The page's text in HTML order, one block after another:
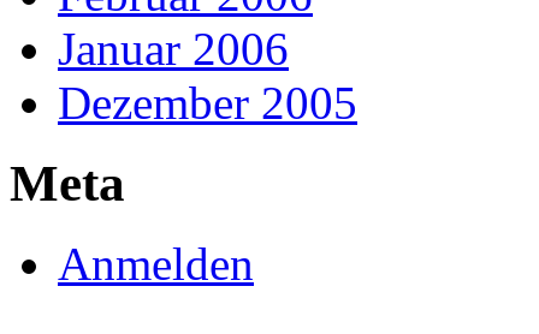
Januar 2006
Dezember 2005
Meta
Anmelden